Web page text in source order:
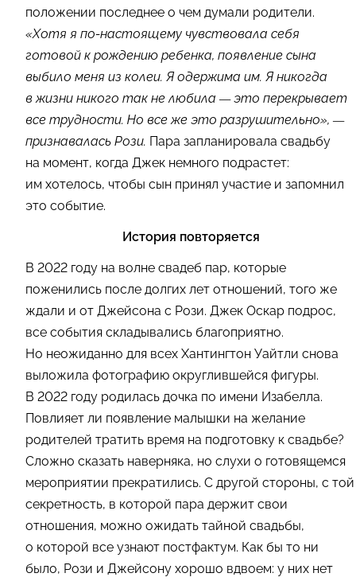
положении последнее о чем думали родители.
«Хотя я по-настоящему чувствовала себя
готовой к рождению ребенка, появление сына
выбило меня из колеи. Я одержима им. Я никогда
в жизни никого так не любила — это перекрывает
все трудности. Но все же это разрушительно», —
признавалась Рози. Пара запланировала свадьбу
на момент, когда Джек немного подрастет:
им хотелось, чтобы сын принял участие и запомнил
это событие.
История повторяется
В 2022 году на волне свадеб пар, которые
поженились после долгих лет отношений, того же
ждали и от Джейсона с Рози. Джек Оскар подрос,
все события складывались благоприятно.
Но неожиданно для всех Хантингтон Уайтли снова
выложила фотографию округлившейся фигуры.
В 2022 году родилась дочка по имени Изабелла.
Повлияет ли появление малышки на желание
родителей тратить время на подготовку к свадьбе?
Сложно сказать наверняка, но слухи о готовящемся
мероприятии прекратились. С другой стороны, с той
секретность, в которой пара держит свои
отношения, можно ожидать тайной свадьбы,
о которой все узнают постфактум. Как бы то ни
было, Рози и Джейсону хорошо вдвоем: у них нет